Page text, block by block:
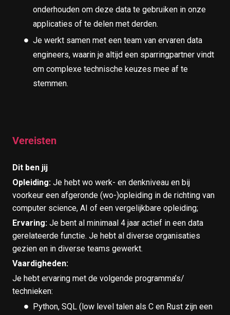
onderhouden om deze data te gebruiken in onze
applicaties of te delen met derden.
Je werkt samen met een team van ervaren data
engineers, waarin je altijd een sparringpartner vindt
om complexe technische keuzes mee af te
stemmen.
Vereisten
Dit ben jij
Opleiding: Je hebt wo werk- en denkniveau en bij
voorkeur een afgeronde (wo-)opleiding in de richting van
computer science, AI of een vergelijkbare opleiding;
Ervaring: Je bent al minimaal 4 jaar actief in een data
gerelateerde functie. Je hebt al diverse organisaties
gezien en in diverse teams gewerkt.
Vaardigheden:
Je hebt ervaring met de volgende programma’s/
technieken:
Python, SQL (low level talen als C en Rust zijn een